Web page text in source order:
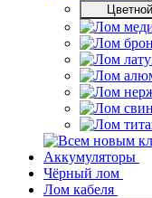
Аккумуляторы
Чёрный лом
Лом кабеля